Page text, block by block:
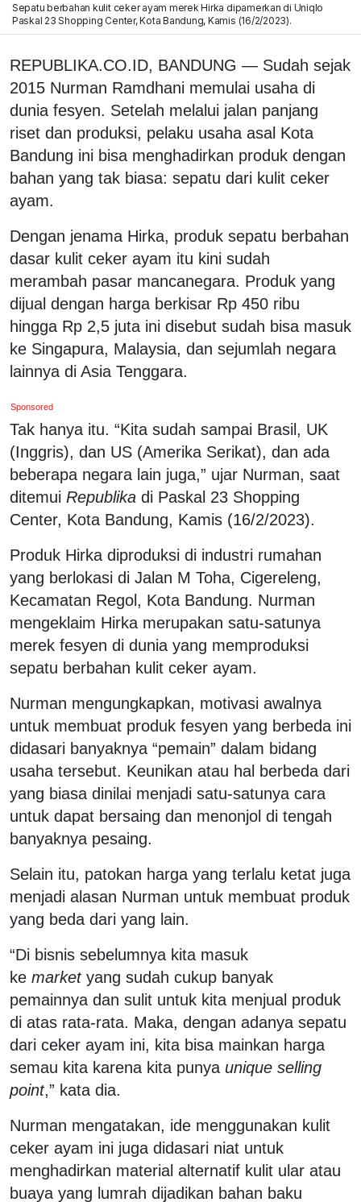
Sepatu berbahan kulit ceker ayam merek Hirka dipamerkan di Uniqlo
Paskal 23 Shopping Center, Kota Bandung, Kamis (16/2/2023).
REPUBLIKA.CO.ID, BANDUNG — Sudah sejak
2015 Nurman Ramdhani memulai usaha di
dunia fesyen. Setelah melalui jalan panjang
riset dan produksi, pelaku usaha asal Kota
Bandung ini bisa menghadirkan produk dengan
bahan yang tak biasa: sepatu dari kulit ceker
ayam.
Dengan jenama Hirka, produk sepatu berbahan
dasar kulit ceker ayam itu kini sudah
merambah pasar mancanegara. Produk yang
dijual dengan harga berkisar Rp 450 ribu
hingga Rp 2,5 juta ini disebut sudah bisa masuk
ke Singapura, Malaysia, dan sejumlah negara
lainnya di Asia Tenggara.
Sponsored
Tak hanya itu. “Kita sudah sampai Brasil, UK
(Inggris), dan US (Amerika Serikat), dan ada
beberapa negara lain juga,” ujar Nurman, saat
ditemui Republika di Paskal 23 Shopping
Center, Kota Bandung, Kamis (16/2/2023).
Produk Hirka diproduksi di industri rumahan
yang berlokasi di Jalan M Toha, Cigereleng,
Kecamatan Regol, Kota Bandung. Nurman
mengeklaim Hirka merupakan satu-satunya
merek fesyen di dunia yang memproduksi
sepatu berbahan kulit ceker ayam.
Nurman mengungkapkan, motivasi awalnya
untuk membuat produk fesyen yang berbeda ini
didasari banyaknya “pemain” dalam bidang
usaha tersebut. Keunikan atau hal berbeda dari
yang biasa dinilai menjadi satu-satunya cara
untuk dapat bersaing dan menonjol di tengah
banyaknya pesaing.
Selain itu, patokan harga yang terlalu ketat juga
menjadi alasan Nurman untuk membuat produk
yang beda dari yang lain.
“Di bisnis sebelumnya kita masuk
ke market yang sudah cukup banyak
pemainnya dan sulit untuk kita menjual produk
di atas rata-rata. Maka, dengan adanya sepatu
dari ceker ayam ini, kita bisa mainkan harga
semau kita karena kita punya unique selling
point,” kata dia.
Nurman mengatakan, ide menggunakan kulit
ceker ayam ini juga didasari niat untuk
menghadirkan material alternatif kulit ular atau
buaya yang lumrah dijadikan bahan baku